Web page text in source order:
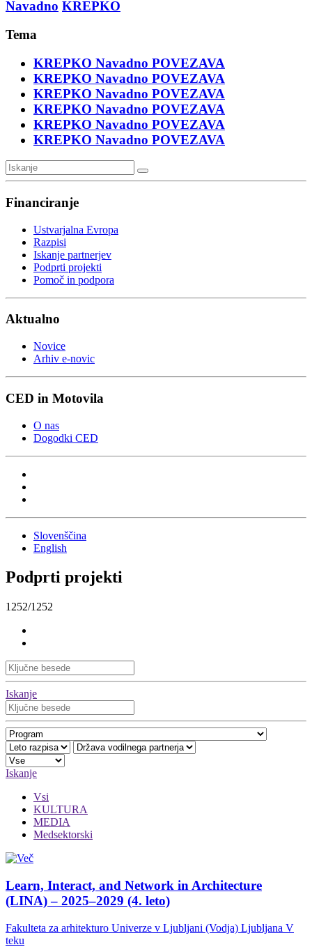
Navadno KREPKO
Tema
KREPKO Navadno POVEZAVA
KREPKO Navadno POVEZAVA
KREPKO Navadno POVEZAVA
KREPKO Navadno POVEZAVA
KREPKO Navadno POVEZAVA
KREPKO Navadno POVEZAVA
Financiranje
Ustvarjalna Evropa
Razpisi
Iskanje partnerjev
Podprti projekti
Pomoč in podpora
Aktualno
Novice
Arhiv e-novic
CED in Motovila
O nas
Dogodki CED
Slovenščina
English
Podprti projekti
1252/1252
Iskanje
Iskanje
Vsi
KULTURA
MEDIA
Medsektorski
Learn, Interact, and Network in Architecture
(LINA) – 2025–2029 (4. leto)
Fakulteta za arhitekturo Univerze v Ljubljani (Vodja) Ljubljana V
teku